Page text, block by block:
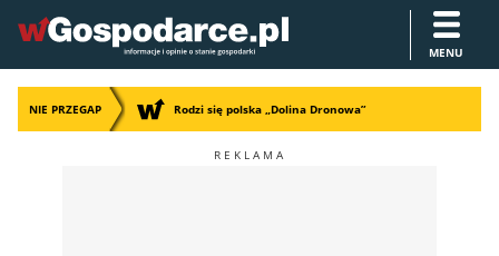
MENU
NIE PRZEGAP Rodzi się polska „Dolina Dronowa”